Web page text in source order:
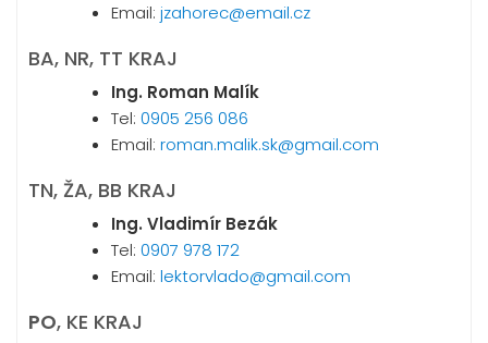
Email: jzahorec@email.cz
BA, NR, TT KRAJ
Ing. Roman Malík
Tel: 0905 256 086
Email: roman.malik.sk@gmail.com
TN, ŽA, BB KRAJ
Ing. Vladimír Bezák
Tel: 0907 978 172
Email: lektorvlado@gmail.com
PO, KE KRAJ